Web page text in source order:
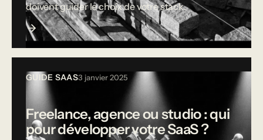
doivent guider le choix de votre stack.
GUIDE SAAS3 janvier 2025
Freelance, agence ou studio : qui
pour développer votre SaaS ?